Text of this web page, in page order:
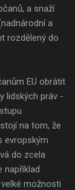
a snaží
a
rozdělený do
EU obrátit
lidských práv -
na tom, že
evropským
do zcela
například
možnosti